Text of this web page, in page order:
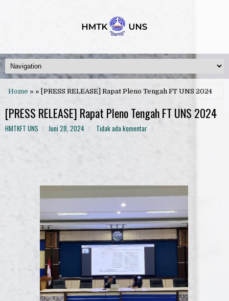
Home » » [PRESS RELEASE] Rapat Pleno Tengah FT UNS 2024
[PRESS RELEASE] Rapat Pleno Tengah FT UNS 2024
HMTKFT UNS Juni 28, 2024 Tidak ada komentar